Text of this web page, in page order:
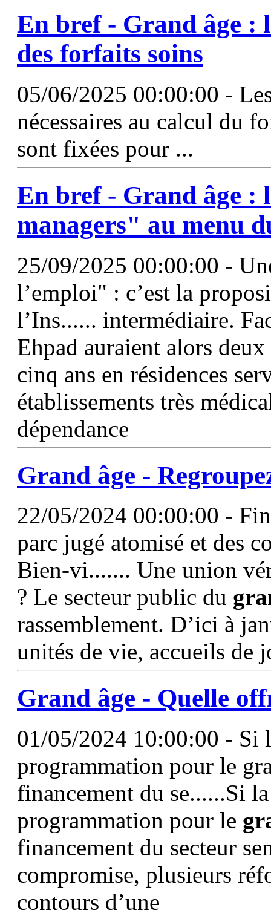
En bref - Grand âge :
des forfaits soins
05/06/2025 00:00:00 -
nécessaires au calcul du
sont fixées pour ...
En bref - Grand âge :
managers" au menu
25/09/2025 00:00:00 -
l’emploi" : c’est la
l’Ins...... intermédiaire.
Ehpad auraient alors
cinq ans en résidences
établissements très
dépendance
Grand âge -
22/05/2024 00:00:00 -
parc jugé atomisé et des
Bien-vi....... Une union
? Le secteur public du
rassemblement. D’ici à
unités de vie, accueils de
Grand âge - Quelle
01/05/2024 10:00:00 - Si
programmation pour le
financement du se......Si
programmation pour le
financement du secteur
compromise, plusieurs
contours d’une